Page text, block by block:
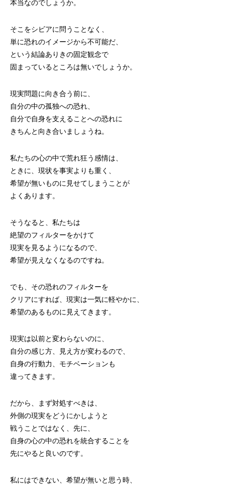
本当なのでしょうか。
そこをシビアに問うことなく、
単に恐れのイメージから不可能だ、
という結論ありきの固定観念で
固まっているところは無いでしょうか。
現実問題に向き合う前に、
自分の中の孤独への恐れ、
自分で自身を支えることへの恐れに
きちんと向き合いましょうね。
私たちの心の中で荒れ狂う感情は、
ときに、現状を事実よりも重く、
希望が無いものに見せてしまうことが
よくあります。
そうなると、私たちは
絶望のフィルターをかけて
現実を見るようになるので、
希望が見えなくなるのですね。
でも、その恐れのフィルターを
クリアにすれば、現実は一気に軽やかに、
希望のあるものに見えてきます。
現実は以前と変わらないのに、
自分の感じ方、見え方が変わるので、
自身の行動力、モチベーションも
違ってきます。
だから、まず対処すべきは、
外側の現実をどうにかしようと
戦うことではなく、先に、
自身の心の中の恐れを統合することを
先にやると良いのです。
私にはできない、希望が無いと思う時、